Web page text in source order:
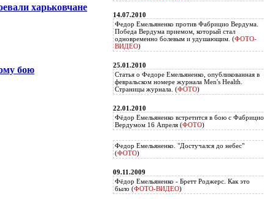
харьковчане
бою
14.07.2010
Федор Емельяненко против Фабрицио Вердума.
Победа Вердума приемом, который стал
одновременно болевым и удушающим. (ФОТО-
ВИДЕО)
25.01.2010
Статья о Федоре Емельяненко, опубликованная в
февральском номере журнала Men's Health.
Страницы журнала. (ФОТО)
22.01.2010
Фёдор Емельяненко встретится в бою с Фабрицио
Вердумом 16 Апреля (ФОТО)
Федор Емельяненко. "Достучался до небес"
(ФОТО)
09.11.2009
Фёдор Емельяненко - Бретт Роджерс. Как это
было (ФОТО-ВИДЕО)